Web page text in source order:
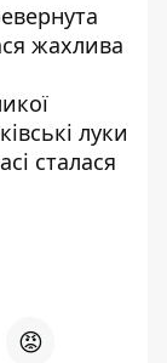
жахлива
луки
сталася
😡